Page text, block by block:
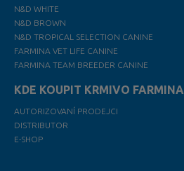
N&D WHITE
N&D BROWN
N&D TROPICAL SELECTION CANINE
FARMINA VET LIFE CANINE
FARMINA TEAM BREEDER CANINE
KDE KOUPIT KRMIVO FARMINA
AUTORIZOVANÍ PRODEJCI
DISTRIBUTOR
E-SHOP